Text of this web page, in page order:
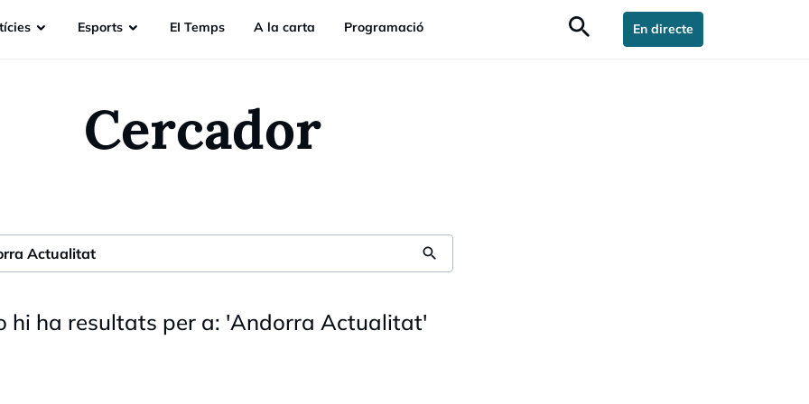
Esports EI Temps A la carta Programació search En directe
Cercador
search
hi ha resultats per a: 'Andorra Actualitat'